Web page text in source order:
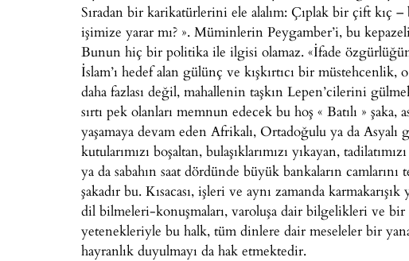
Sıradan bir karikatürlerini ele alalım: Çıplak bir çift kıç –
işimize yarar mı? ». Müminlerin Peygamber’i, bu
Bunun hiç bir politika ile ilgisi olamaz. «İfade
İslam’ı hedef alan gülünç ve kışkırtıcı bir
daha fazlası değil, mahallenin taşkın Lepen’cilerini
sırtı pek olanları memnun edecek bu hoş « Batılı »
yaşamaya devam eden Afrikalı, Ortadoğulu ya da
kutularımızı boşaltan, bulaşıklarımızı yıkayan,
ya da sabahın saat dördünde büyük bankaların
şakadır bu. Kısacası, işleri ve aynı zamanda
dil bilmeleri-konuşmaları, varoluşa dair bilgelikleri ve
yetenekleriyle bu halk, tüm dinlere dair meseleler bir
hayranlık duyulmayı da hak etmektedir.